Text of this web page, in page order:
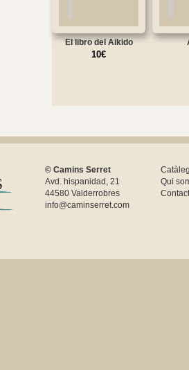
El libro del Aikido
10€
© Camins Serret
Avd. hispanidad, 21
44580 Valderrobres
info@caminserret.com
Qui